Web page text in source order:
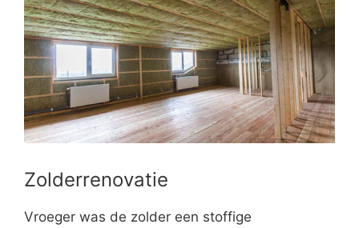
Zolderrenovatie
Vroeger was de zolder een stoffige